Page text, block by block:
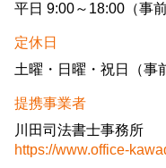
平日 9:00～18:00（事
定休日
土曜・日曜・祝日（事
提携事業者
川田司法書士事務所
https://www.office-